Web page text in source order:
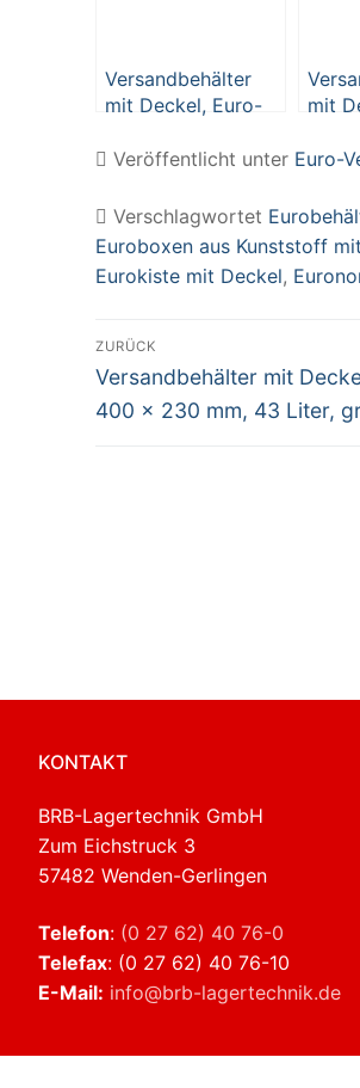
Versandbehälter
mit Deckel, Euro-
x 230 mm, 43 Liter,
mit
x
Veröffentlicht unter Euro-
Verschlagwortet
Euroboxen aus Kunststoff
Eurokiste mit Deckel,
ZURÜCK
Vorheriger
Beitrag:
Versandbehälter mit
400 x 230 mm, 43 Liter,
KONTAKT
BRB-Lagertechnik GmbH
Zum Eichstruck 3
57482 Wenden-Gerlingen
Telefon: (0 27 62) 40 76-0
Telefax: (0 27 62) 40 76-10
E-Mail: info@brb-lagertechnik.de